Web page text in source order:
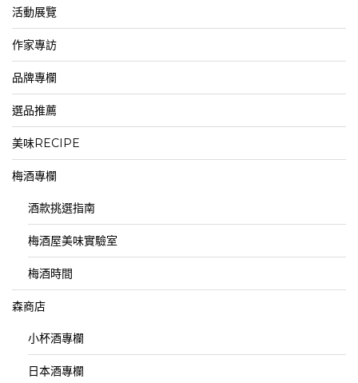
活動展覽
作家專訪
品牌專欄
選品推薦
美味RECIPE
梅酒專欄
酒款挑選指南
梅酒屋美味實驗室
梅酒時間
森商店
小杯酒專欄
日本酒專欄